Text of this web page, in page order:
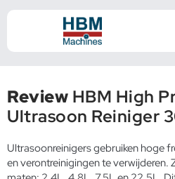
Review HBM High
Ultrasoon Reiniger
Ultrasoonreinigers gebruiken hoge
en verontreinigingen te verwijderen.